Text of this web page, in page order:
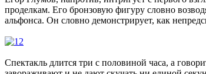
проделкам. Его бронзовую фигуру словно
альфонса. Он словно демонстрирует, как
Спектакль длится три с половиной часа, а